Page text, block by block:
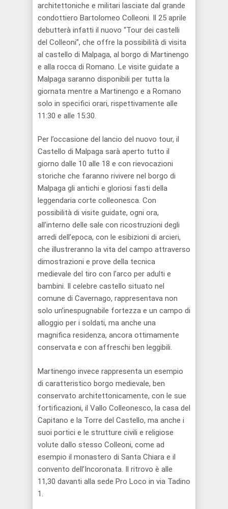
architettoniche e militari lasciate dal grande
condottiero Bartolomeo Colleoni. Il 25 aprile
debutterà infatti il nuovo “Tour dei castelli
del Colleoni”, che offre la possibilità di visita
al castello di Malpaga, al borgo di Martinengo
e alla rocca di Romano. Le visite guidate a
Malpaga saranno disponibili per tutta la
giornata mentre a Martinengo e a Romano
solo in specifici orari, rispettivamente alle
11:30 e alle 15:30.
Per l’occasione del lancio del nuovo tour, il
Castello di Malpaga sarà aperto tutto il
giorno dalle 10 alle 18 e con rievocazioni
storiche che faranno rivivere nel borgo di
Malpaga gli antichi e gloriosi fasti della
leggendaria corte colleonesca. Con
possibilità di visite guidate, ogni ora,
all’interno delle sale con ricostruzioni degli
arredi dell’epoca, con le esibizioni di arcieri,
che illustreranno la vita del campo attraverso
dimostrazioni e prove della tecnica
medievale del tiro con l’arco per adulti e
bambini. Il celebre castello situato nel
comune di Cavernago, rappresentava non
solo un’inespugnabile fortezza e un campo di
alloggio per i soldati, ma anche una
magnifica residenza, ancora ottimamente
conservata e con affreschi ben leggibili.
Martinengo invece rappresenta un esempio
di caratteristico borgo medievale, ben
conservato architettonicamente, con le sue
fortificazioni, il Vallo Colleonesco, la casa del
Capitano e la Torre del Castello, ma anche i
suoi portici e le strutture civili e religiose
volute dallo stesso Colleoni, come ad
esempio il monastero di Santa Chiara e il
convento dell’Incoronata. Il ritrovo è alle
11,30 davanti alla sede Pro Loco in via Tadino
1.